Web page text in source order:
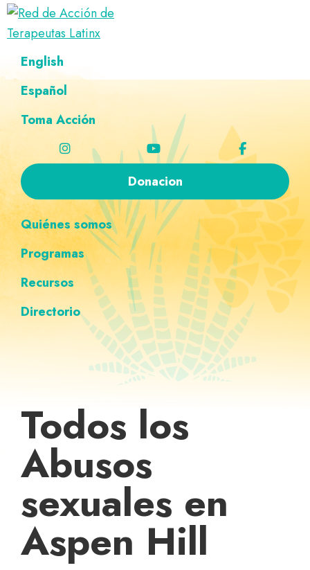
Saltar
navegación
principal
Ir
al
principal
Saltar
al
página
Saltar
navegación
personalizada
Red
de
Acción
de
Latinx
Directorio
terapeutas
Latinx
English
Español
Toma Acción
Donacion
Quiénes somos
Programas
Recursos
Directorio
Todos los
Abusos
sexuales en
Aspen Hill